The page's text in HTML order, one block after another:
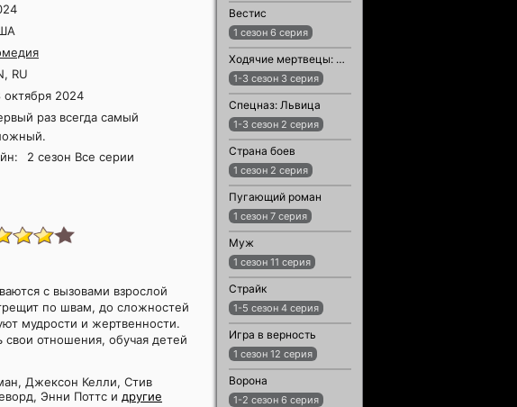
RU
октября 2024
раз всегда самый
2 сезон Все серии
с вызовами взрослой
по швам, до сложностей
мудрости и жертвенности.
отношения, обучая детей
Джексон Келли, Стив
Энни Поттс и другие
Вестис
1 сезон 6 серия
Ходячие мертвецы: Мертвый город
1-3 сезон 3 серия
Спецназ: Львица
1-3 сезон 2 серия
Страна боев
1 сезон 2 серия
Пугающий роман
1 сезон 7 серия
Муж
1 сезон 11 серия
Страйк
1-5 сезон 4 серия
Игра в верность
1 сезон 12 серия
Ворона
1-2 сезон 6 серия